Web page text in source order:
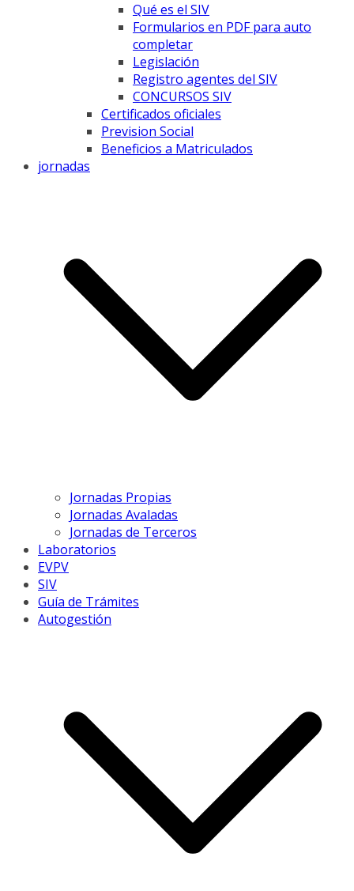
Qué es el SIV
Formularios en PDF para auto
completar
Legislación
Registro agentes del SIV
CONCURSOS SIV
Certificados oficiales
Prevision Social
Beneficios a Matriculados
jornadas
Jornadas Propias
Jornadas Avaladas
Jornadas de Terceros
Laboratorios
EVPV
SIV
Guía de Trámites
Autogestión